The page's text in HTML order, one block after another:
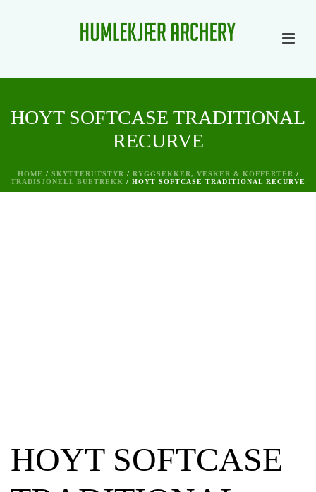
HOYT SOFTCASE TRADITIONAL
RECURVE
HOME / SKYTTERUTSTYR / RYGGSEKKER, VESKER & KOFFERTER /
TRADISJONELL BUETREKK / HOYT SOFTCASE TRADITIONAL RECURVE
HOYT SOFTCASE